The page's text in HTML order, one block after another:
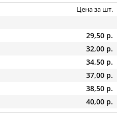
Цена за шт.
29,50 р.
32,00 р.
34,50 р.
37,00 р.
38,50 р.
40,00 р.